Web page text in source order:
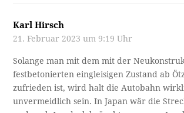
Karl Hirsch
21. Februar 2023 um 9:19 Uhr
Solange man mit dem mit der
festbetonierten eingleisigen Zustand ab
zufrieden ist, wird halt die Autobahn
unvermeidlich sein. In Japan wär die